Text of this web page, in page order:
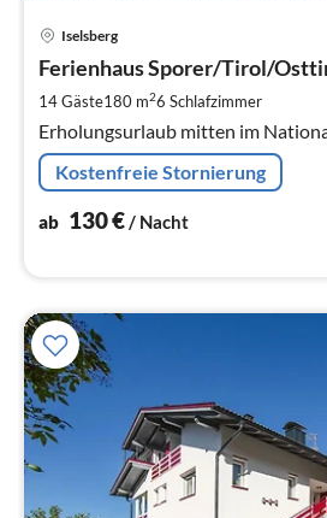
Iselsberg
Ferienhaus Sporer/Tirol/
14 Gäste180 m26 Schlafzimmer
Erholungsurlaub mitten im
Kostenfreie Stornierung
ab 130€/ Nacht